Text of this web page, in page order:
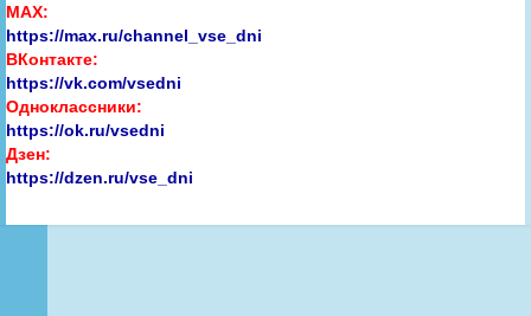
MAX:
https://max.ru/channel_vse_dni
ВКонтакте:
https://vk.com/vsedni
Одноклассники:
https://ok.ru/vsedni
Дзен:
https://dzen.ru/vse_dni